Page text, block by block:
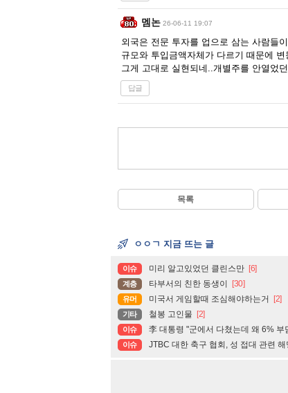
멤논 26-06-11 19:07
외국은 전문 투자를 업으로 삼는 사람들
규모와 투입금액자체가 다르기 때문에
그게 고대로 실현되네..개별주를 안열었
답글
목록
ㅇㅇㄱ 지금 뜨는 글
이슈 미리 알고있었던 클린스만 [6]
계층 타부서의 친한 동생이 [30]
유머 미국서 게임할때 조심해야하는거 [2]
기타 철봉 고인물 [2]
이슈 李 대통령 "군에서 다쳤는데 왜 6%
이슈 JTBC 대한 축구 협회, 성 접대 관련 해